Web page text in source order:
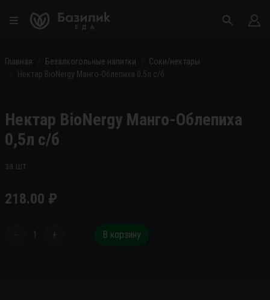
Главная Безалкогольные напитки
Соки/нектары
Нектар BioNergy Манго-Облепиха 0,5л с/б
Нектар BioNergy Манго-Облепиха
0,5л с/б
за шт
218.00 ₽
- 1 + В корзину